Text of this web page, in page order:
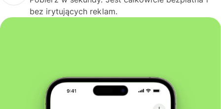
bez irytujących reklam.